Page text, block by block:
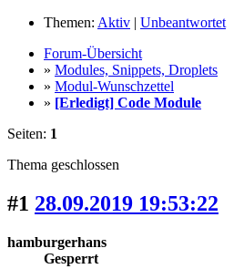
Themen: Aktiv | Unbeantwortet
Forum-Übersicht
» Modules, Snippets, Droplets
» Modul-Wunschzettel
» [Erledigt] Code Module
Seiten: 1
Thema geschlossen
#1 28.09.2019 19:53:22
hamburgerhans
Gesperrt